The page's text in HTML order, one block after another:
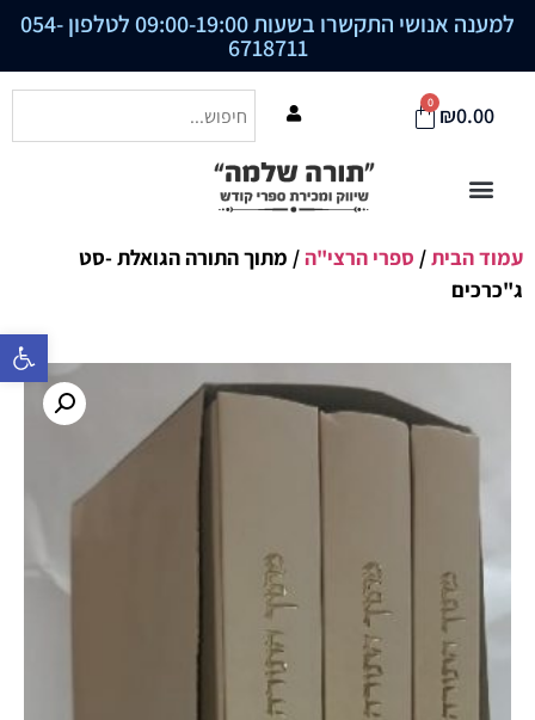
פתח סרגל
למענה אנושי התקשרו בשעות 09:00-19:00 לטלפון 054-
6718711
₪0.00
0
עמוד הבית/ ספרי הרצי"ה/ מתוך התורה הגואלת -סט
ג"כרכים